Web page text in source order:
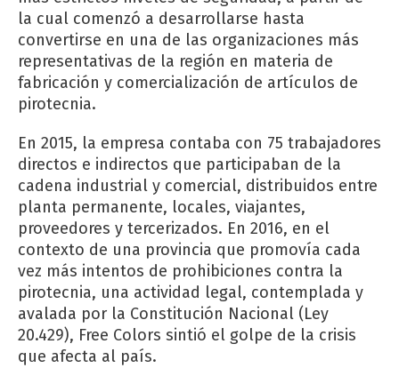
la cual comenzó a desarrollarse hasta
convertirse en una de las organizaciones más
representativas de la región en materia de
fabricación y comercialización de artículos de
pirotecnia.
En 2015, la empresa contaba con 75 trabajadores
directos e indirectos que participaban de la
cadena industrial y comercial, distribuidos entre
planta permanente, locales, viajantes,
proveedores y tercerizados. En 2016, en el
contexto de una provincia que promovía cada
vez más intentos de prohibiciones contra la
pirotecnia, una actividad legal, contemplada y
avalada por la Constitución Nacional (Ley
20.429), Free Colors sintió el golpe de la crisis
que afecta al país.